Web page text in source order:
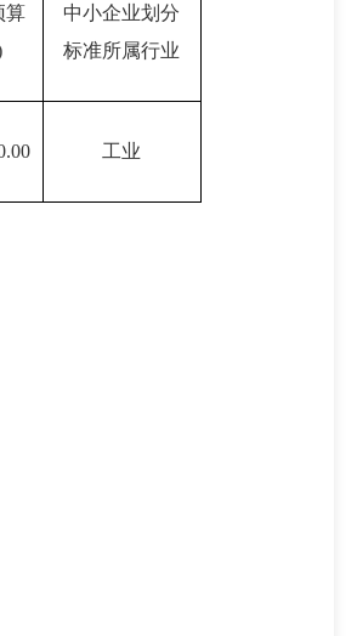
算
中小企业划分
标准所属行业
工业